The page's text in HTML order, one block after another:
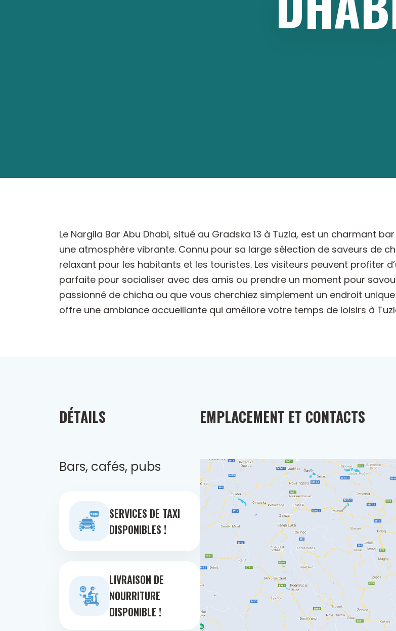
Le Nargila Bar Abu Dhabi, situé au Gradska 13 à Tuzla, est un charmant
une atmosphère vibrante. Connu pour sa large sélection de saveurs de
relaxant pour les habitants et les touristes. Les visiteurs peuvent profiter
parfaite pour socialiser avec des amis ou prendre un moment pour
passionné de chicha ou que vous cherchiez simplement un endroit
offre une ambiance accueillante qui améliore votre temps de loisirs à
DÉTAILS
Bars, cafés, pubs
SERVICES DE TAXI
DISPONIBLES !
LIVRAISON DE
NOURRITURE
DISPONIBLE !
EMPLACEMENT ET CONTACTS